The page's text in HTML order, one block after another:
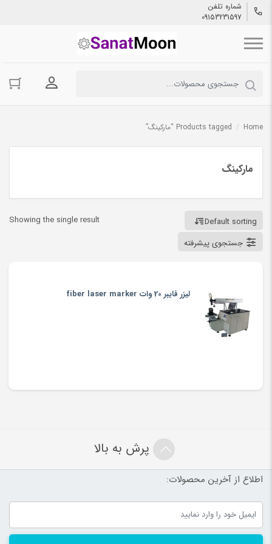
شماره تلفن
09153231597
ورود به
Home
/ Products tagged “مارکینگ”
مارکینگ
Showing the single result
Default sorting
جستجوی پیشرفته
لیزر فایبر 20 وات fiber laser marker
پرش به بالا
اطلاع از آخرین محصولات: